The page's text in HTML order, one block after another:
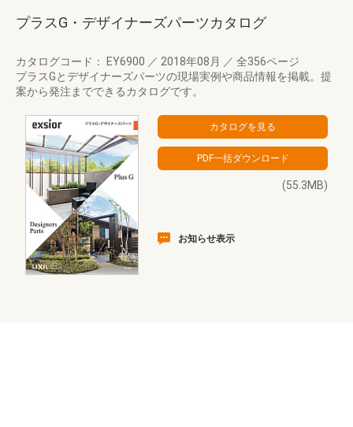
プラスG・デザイナーズパーツカタログ
カタログコード： EY6900 ／ 2018年08月 ／ 全356ページ
プラスGとデザイナーズパーツの現場実例や商品情報を掲載。提
案から発注までできるカタログです。
(55.3MB)
お知らせ表示